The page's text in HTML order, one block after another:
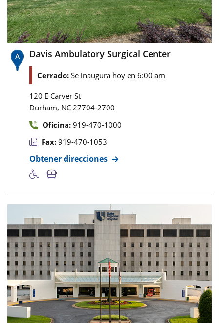
Davis Ambulatory Surgical Center
Cerrado: Se inaugura hoy en 6:00 am
120 E Carver St
Durham, NC 27704-2700
Oficina: 919-470-1000
Fax: 919-470-1053
Obtener direcciones